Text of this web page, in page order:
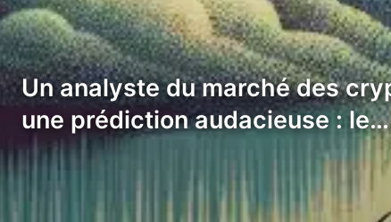
Un analyste du marché des
une prédiction audacieuse : le…